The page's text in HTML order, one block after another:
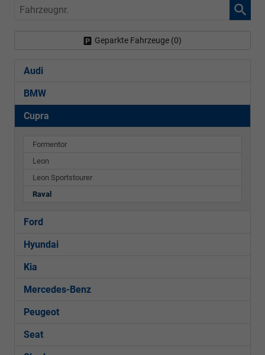
Fahrzeugnr.
Geparkte Fahrzeuge (0)
Audi
BMW
Cupra
Formentor
Leon
Leon Sportstourer
Raval
Ford
Hyundai
Kia
Mercedes-Benz
Peugeot
Seat